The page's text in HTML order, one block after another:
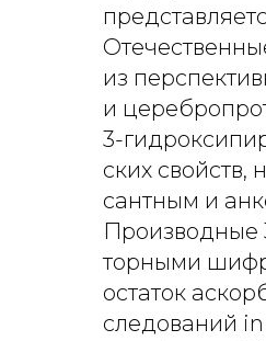
из
и
3-
ских
сантным и
Производные
торными
остаток
следований